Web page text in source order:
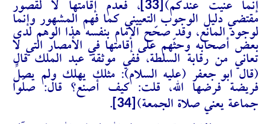
إنما عنيت عندكم)
، فعدم إقامتها لا لقصور
مقتضي دليل الوجوب التعييني كما فهم المشهور وإنما
لوجود المانع، وقد صحّح الإمام بنفسه هذا الوهم لدى
بعض أصحابه وحثّهم على إقامتها في الأمصار التي لا
تعاني من رقابة السلطة، ففي موثقة عبد الملك قال
(قال ابو جعفر (عليه السلام): مثلك يهلك ولم يصلِّ
فريضة فرضها الله، قلت: كيف أصنع؟ قال: صلّوا
جماعة يعني صلاة الجمعة)
.